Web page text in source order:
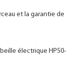
et la garantie de